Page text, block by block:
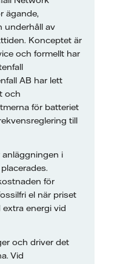
ägande,
underhåll av
Konceptet är
och formellt har
AB har lett
och
för batteriet
till
anläggningen i
för
el när priset
energi vid
och driver det
Vid